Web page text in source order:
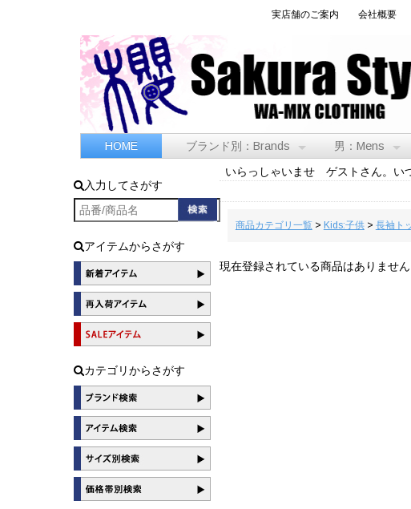
実店舗のご案内 会社概要
HOME ブランド別：Brands 男：Mens
入力してさがす
アイテムからさがす
カテゴリからさがす
いらっしゃいませ ゲストさん。い
商品カテゴリ一覧> Kids:子供> 長袖ト
現在登録されている商品はありません